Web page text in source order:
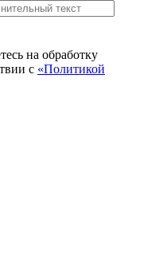
на обработку
с «Политикой